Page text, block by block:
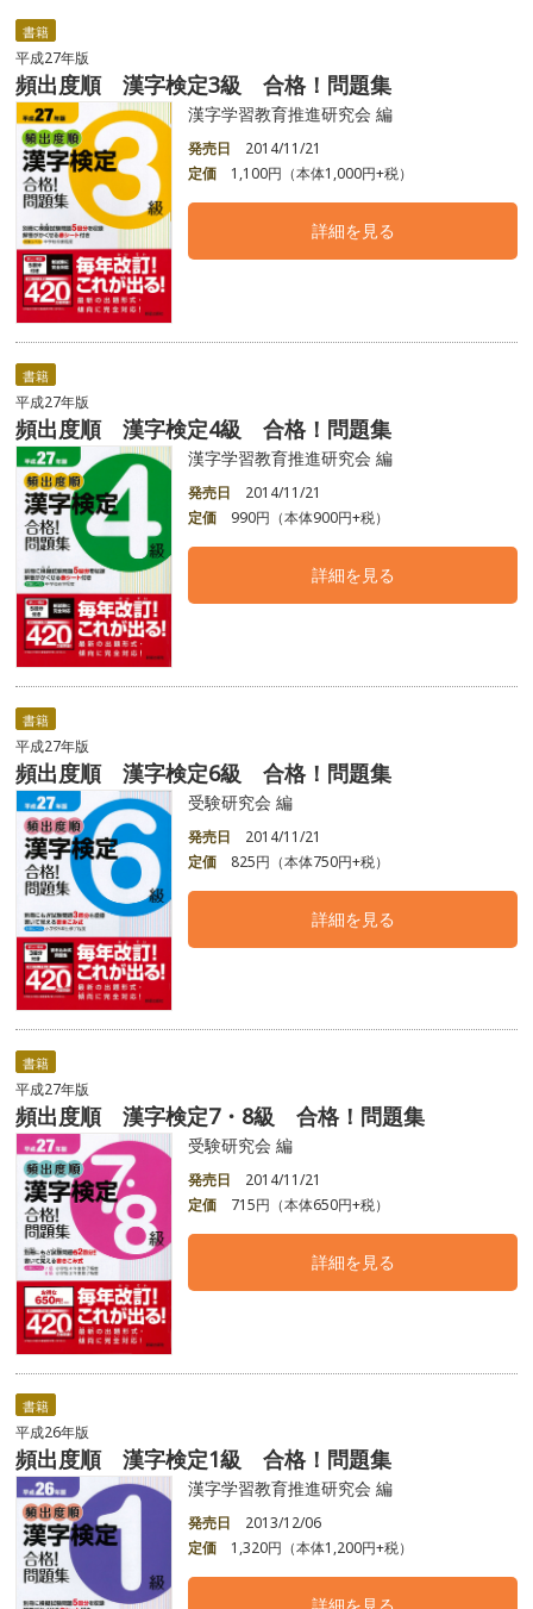
書籍
平成27年版
頻出度順 漢字検定3級 合格！問題集
漢字学習教育推進研究会 編
発売日
2014/11/21
定価
1,100円（本体1,000円+税）
詳細を見る
書籍
平成27年版
頻出度順 漢字検定4級 合格！問題集
漢字学習教育推進研究会 編
発売日
2014/11/21
定価
990円（本体900円+税）
詳細を見る
書籍
平成27年版
頻出度順 漢字検定6級 合格！問題集
受験研究会 編
発売日
2014/11/21
定価
825円（本体750円+税）
詳細を見る
書籍
平成27年版
頻出度順 漢字検定7・8級 合格！問題集
受験研究会 編
発売日
2014/11/21
定価
715円（本体650円+税）
詳細を見る
書籍
平成26年版
頻出度順 漢字検定1級 合格！問題集
漢字学習教育推進研究会 編
発売日
2013/12/06
定価
1,320円（本体1,200円+税）